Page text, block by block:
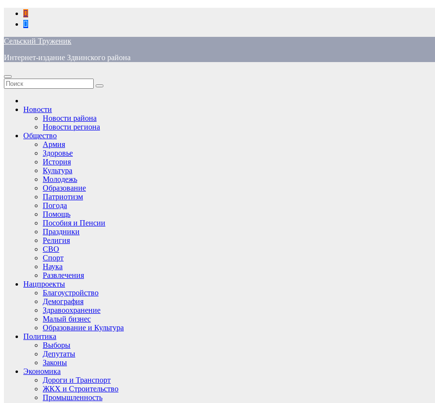
Перейти
содержимому
Сельский Труженик
Интернет-издание Здвинского района
Новости
Новости района
Новости региона
Общество
Армия
Здоровье
История
Культура
Молодежь
Образование
Патриотизм
Погода
Помощь
Пособия и Пенсии
Праздники
Религия
СВО
Спорт
Наука
Развлечения
Нацпроекты
Благоустройство
Демография
Здравоохранение
Малый бизнес
Образование и Культура
Политика
Выборы
Депутаты
Законы
Экономика
Дороги и Транспорт
ЖКХ и Строительство
Промышленность